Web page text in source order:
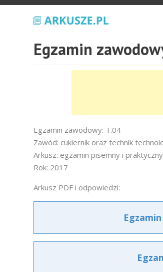
Egzamin
Egzamin zawodowy: T.04
Zawód: cukiernik oraz technik
Arkusz: egzamin pisemny i praktyczny
Rok: 2017
Arkusz PDF i odpowiedzi: